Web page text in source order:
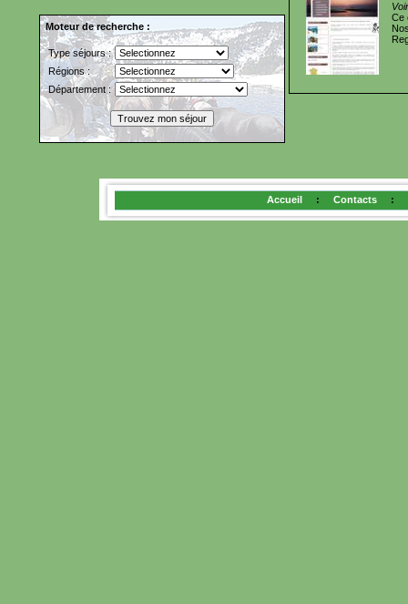
Moteur de recherche :
Type séjours :
Régions :
Département :
Ce
Accueil : Contacts :